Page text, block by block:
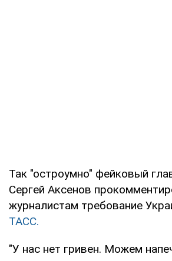
Так "остроумно" фейковый
Сергей Аксенов
журналистам требование
ТАСС.
"У нас нет гривен. Можем